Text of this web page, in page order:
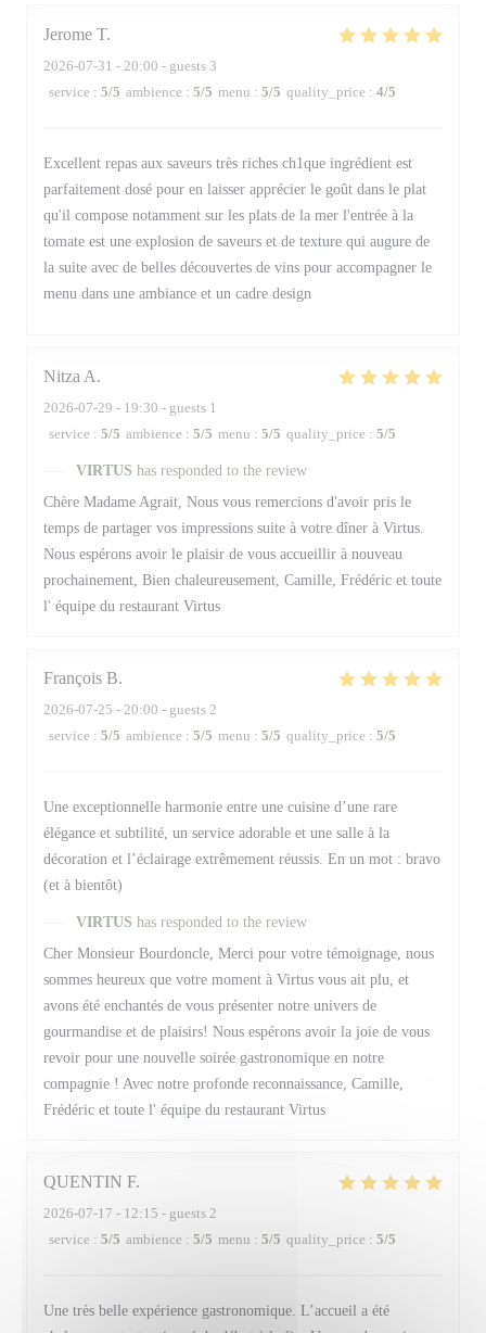
Jerome T
2026-07-31 - 20:00 - guests 3
service : 5/5 ambience : 5/5 menu : 5/5 quality_price : 4/5
Excellent repas aux saveurs très riches ch1que ingrédient est
parfaitement dosé pour en laisser apprécier le goût dans le plat
qu'il compose notamment sur les plats de la mer l'entrée à la
tomate est une explosion de saveurs et de texture qui augure de
la suite avec de belles découvertes de vins pour accompagner le
menu dans une ambiance et un cadre design
Nitza A
2026-07-29 - 19:30 - guests 1
service : 5/5 ambience : 5/5 menu : 5/5 quality_price : 5/5
VIRTUS has responded to the review
Chère Madame Agrait, Nous vous remercions d'avoir pris le
temps de partager vos impressions suite à votre dîner à Virtus.
Nous espérons avoir le plaisir de vous accueillir à nouveau
prochainement, Bien chaleureusement, Camille, Frédéric et toute
l' équipe du restaurant Virtus
François B
2026-07-25 - 20:00 - guests 2
service : 5/5 ambience : 5/5 menu : 5/5 quality_price : 5/5
Une exceptionnelle harmonie entre une cuisine d’une rare
élégance et subtilité, un service adorable et une salle à la
décoration et l’éclairage extrêmement réussis. En un mot : bravo
(et à bientôt)
VIRTUS has responded to the review
Cher Monsieur Bourdoncle, Merci pour votre témoignage, nous
sommes heureux que votre moment à Virtus vous ait plu, et
avons été enchantés de vous présenter notre univers de
gourmandise et de plaisirs! Nous espérons avoir la joie de vous
revoir pour une nouvelle soirée gastronomique en notre
compagnie ! Avec notre profonde reconnaissance, Camille,
Frédéric et toute l' équipe du restaurant Virtus
QUENTIN F
2026-07-17 - 12:15 - guests 2
service : 5/5 ambience : 5/5 menu : 5/5 quality_price : 5/5
Une très belle expérience gastronomique. L’accueil a été